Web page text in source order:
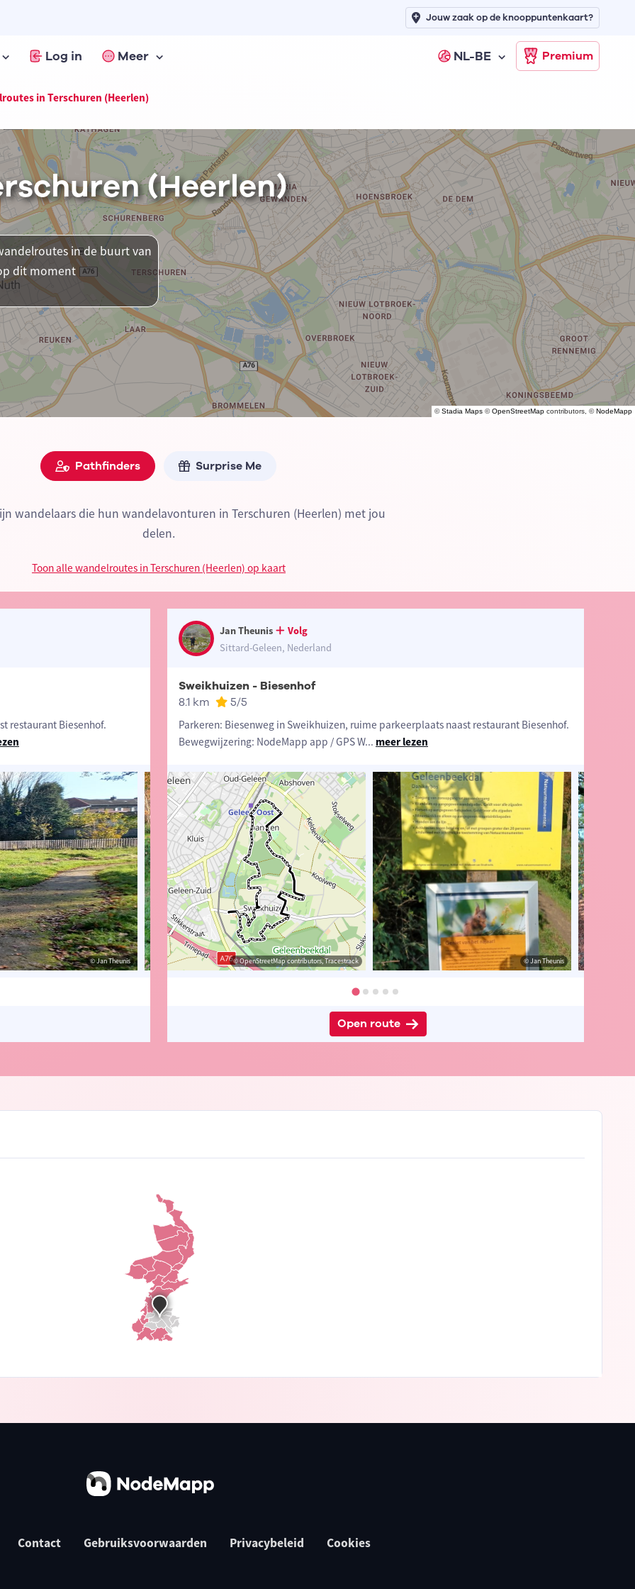
Log in Meer NL-BE Premium
Jouw zaak op de knooppuntenkaart?
in Terschuren (Heerlen)
©Stadia Maps ©OpenStreetMap contributors, ©NodeMapp
(Heerlen)
in de buurt van
dit moment
Pathfinders Surprise Me
wandelaars die hun wandelavonturen in Terschuren (Heerlen) met jou
delen.
Toon alle wandelroutes in Terschuren (Heerlen) op kaart
restaurant Biesenhof.
© Jan Theunis © Jan Theunis © Jan Theunis
Jan Theunis
Volg
Sittard-Geleen, Nederland
Sweikhuizen - Biesenhof
8.1 km 5/5
Parkeren: Biesenweg in Sweikhuizen, ruime parkeerplaats naast restaurant Biesenhof.
Bewegwijzering: NodeMapp app / GPS W... meer lezen
© Jan Theunis © OpenStreetMap contributors, Tracestrack © Jan Theunis
Open route
Contact Gebruiksvoorwaarden Privacybeleid Cookies